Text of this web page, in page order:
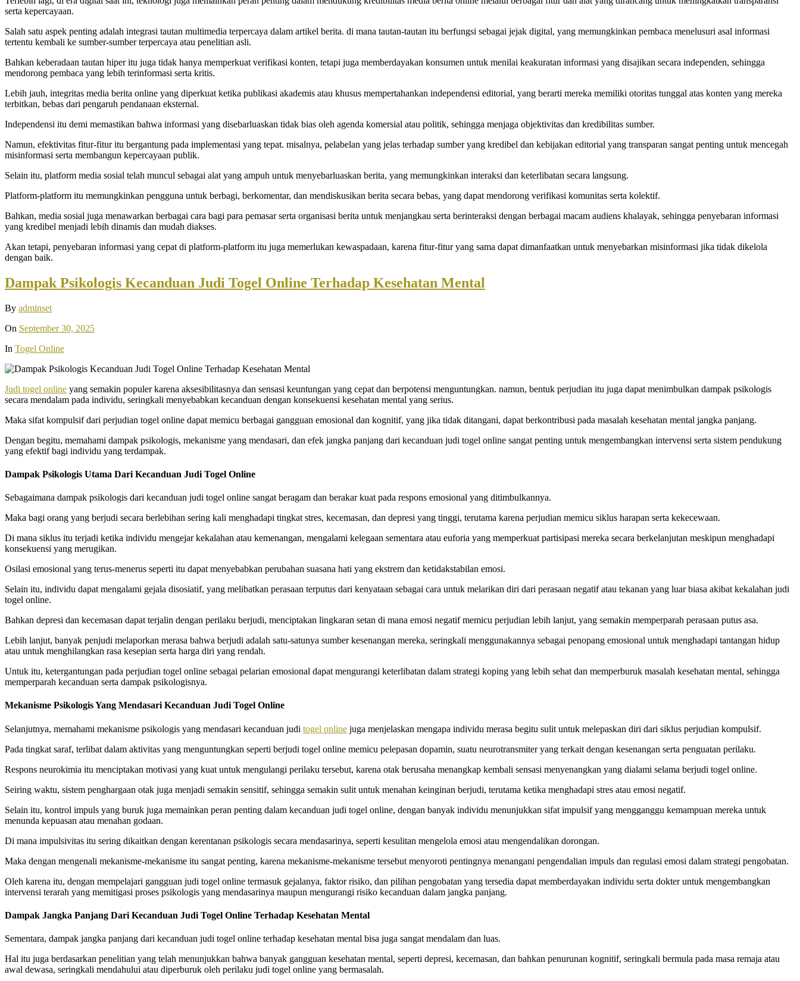
serta kepercayaan.
Salah satu aspek penting adalah integrasi tautan multimedia terpercaya dalam artikel berita. di mana tautan-tautan itu berfungsi sebagai jejak digital, yang memungkinkan pembaca menelusuri asal informasi
tertentu kembali ke sumber-sumber terpercaya atau penelitian asli.
Bahkan keberadaan tautan hiper itu juga tidak hanya memperkuat verifikasi konten, tetapi juga memberdayakan konsumen untuk menilai keakuratan informasi yang disajikan secara independen, sehingga
mendorong pembaca yang lebih terinformasi serta kritis.
Lebih jauh, integritas media berita online yang diperkuat ketika publikasi akademis atau khusus mempertahankan independensi editorial, yang berarti mereka memiliki otoritas tunggal atas konten yang mereka
terbitkan, bebas dari pengaruh pendanaan eksternal.
Independensi itu demi memastikan bahwa informasi yang disebarluaskan tidak bias oleh agenda komersial atau politik, sehingga menjaga objektivitas dan kredibilitas sumber.
Namun, efektivitas fitur-fitur itu bergantung pada implementasi yang tepat. misalnya, pelabelan yang jelas terhadap sumber yang kredibel dan kebijakan editorial yang transparan sangat penting untuk mencegah
misinformasi serta membangun kepercayaan publik.
Selain itu, platform media sosial telah muncul sebagai alat yang ampuh untuk menyebarluaskan berita, yang memungkinkan interaksi dan keterlibatan secara langsung.
Platform-platform itu memungkinkan pengguna untuk berbagi, berkomentar, dan mendiskusikan berita secara bebas, yang dapat mendorong verifikasi komunitas serta kolektif.
Bahkan, media sosial juga menawarkan berbagai cara bagi para pemasar serta organisasi berita untuk menjangkau serta berinteraksi dengan berbagai macam audiens khalayak, sehingga penyebaran informasi
yang kredibel menjadi lebih dinamis dan mudah diakses.
Akan tetapi, penyebaran informasi yang cepat di platform-platform itu juga memerlukan kewaspadaan, karena fitur-fitur yang sama dapat dimanfaatkan untuk menyebarkan misinformasi jika tidak dikelola
dengan baik.
Dampak Psikologis Kecanduan Judi Togel Online Terhadap Kesehatan Mental
By adminset
On September 30, 2025
In Togel Online
Judi togel online yang semakin populer karena aksesibilitasnya dan sensasi keuntungan yang cepat dan berpotensi menguntungkan. namun, bentuk perjudian itu juga dapat menimbulkan dampak psikologis
secara mendalam pada individu, seringkali menyebabkan kecanduan dengan konsekuensi kesehatan mental yang serius.
Maka sifat kompulsif dari perjudian togel online dapat memicu berbagai gangguan emosional dan kognitif, yang jika tidak ditangani, dapat berkontribusi pada masalah kesehatan mental jangka panjang.
Dengan begitu, memahami dampak psikologis, mekanisme yang mendasari, dan efek jangka panjang dari kecanduan judi togel online sangat penting untuk mengembangkan intervensi serta sistem pendukung
yang efektif bagi individu yang terdampak.
Dampak Psikologis Utama Dari Kecanduan Judi Togel Online
Sebagaimana dampak psikologis dari kecanduan judi togel online sangat beragam dan berakar kuat pada respons emosional yang ditimbulkannya.
Maka bagi orang yang berjudi secara berlebihan sering kali menghadapi tingkat stres, kecemasan, dan depresi yang tinggi, terutama karena perjudian memicu siklus harapan serta kekecewaan.
Di mana siklus itu terjadi ketika individu mengejar kekalahan atau kemenangan, mengalami kelegaan sementara atau euforia yang memperkuat partisipasi mereka secara berkelanjutan meskipun menghadapi
konsekuensi yang merugikan.
Osilasi emosional yang terus-menerus seperti itu dapat menyebabkan perubahan suasana hati yang ekstrem dan ketidakstabilan emosi.
Selain itu, individu dapat mengalami gejala disosiatif, yang melibatkan perasaan terputus dari kenyataan sebagai cara untuk melarikan diri dari perasaan negatif atau tekanan yang luar biasa akibat kekalahan judi
togel online.
Bahkan depresi dan kecemasan dapat terjalin dengan perilaku berjudi, menciptakan lingkaran setan di mana emosi negatif memicu perjudian lebih lanjut, yang semakin memperparah perasaan putus asa.
Lebih lanjut, banyak penjudi melaporkan merasa bahwa berjudi adalah satu-satunya sumber kesenangan mereka, seringkali menggunakannya sebagai penopang emosional untuk menghadapi tantangan hidup
atau untuk menghilangkan rasa kesepian serta harga diri yang rendah.
Untuk itu, ketergantungan pada perjudian togel online sebagai pelarian emosional dapat mengurangi keterlibatan dalam strategi koping yang lebih sehat dan memperburuk masalah kesehatan mental, sehingga
memperparah kecanduan serta dampak psikologisnya.
Mekanisme Psikologis Yang Mendasari Kecanduan Judi Togel Online
Selanjutnya, memahami mekanisme psikologis yang mendasari kecanduan judi togel online juga menjelaskan mengapa individu merasa begitu sulit untuk melepaskan diri dari siklus perjudian kompulsif.
Pada tingkat saraf, terlibat dalam aktivitas yang menguntungkan seperti berjudi togel online memicu pelepasan dopamin, suatu neurotransmiter yang terkait dengan kesenangan serta penguatan perilaku.
Respons neurokimia itu menciptakan motivasi yang kuat untuk mengulangi perilaku tersebut, karena otak berusaha menangkap kembali sensasi menyenangkan yang dialami selama berjudi togel online.
Seiring waktu, sistem penghargaan otak juga menjadi semakin sensitif, sehingga semakin sulit untuk menahan keinginan berjudi, terutama ketika menghadapi stres atau emosi negatif.
Selain itu, kontrol impuls yang buruk juga memainkan peran penting dalam kecanduan judi togel online, dengan banyak individu menunjukkan sifat impulsif yang mengganggu kemampuan mereka untuk
menunda kepuasan atau menahan godaan.
Di mana impulsivitas itu sering dikaitkan dengan kerentanan psikologis secara mendasarinya, seperti kesulitan mengelola emosi atau mengendalikan dorongan.
Maka dengan mengenali mekanisme-mekanisme itu sangat penting, karena mekanisme-mekanisme tersebut menyoroti pentingnya menangani pengendalian impuls dan regulasi emosi dalam strategi pengobatan.
Oleh karena itu, dengan mempelajari gangguan judi togel online termasuk gejalanya, faktor risiko, dan pilihan pengobatan yang tersedia dapat memberdayakan individu serta dokter untuk mengembangkan
intervensi terarah yang memitigasi proses psikologis yang mendasarinya maupun mengurangi risiko kecanduan dalam jangka panjang.
Dampak Jangka Panjang Dari Kecanduan Judi Togel Online Terhadap Kesehatan Mental
Sementara, dampak jangka panjang dari kecanduan judi togel online terhadap kesehatan mental bisa juga sangat mendalam dan luas.
Hal itu juga berdasarkan penelitian yang telah menunjukkan bahwa banyak gangguan kesehatan mental, seperti depresi, kecemasan, dan bahkan penurunan kognitif, seringkali bermula pada masa remaja atau
awal dewasa, seringkali mendahului atau diperburuk oleh perilaku judi togel online yang bermasalah.